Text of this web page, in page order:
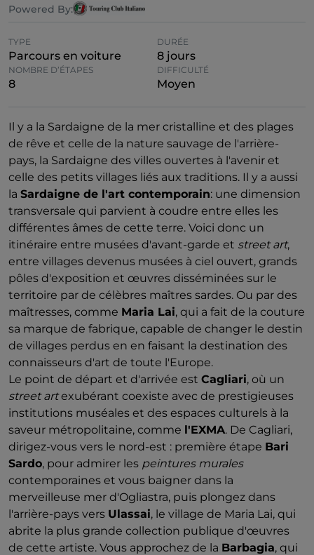
Powered By:
TYPE
Parcours en voiture
DURÉE
8 jours
NOMBRE D’ÉTAPES
8
DIFFICULTÉ
Moyen
Il y a la Sardaigne de la mer cristalline et des plages
de rêve et celle de la nature sauvage de l'arrière-
pays, la Sardaigne des villes ouvertes à l'avenir et
celle des petits villages liés aux traditions. Il y a aussi
la Sardaigne de l'art contemporain: une dimension
transversale qui parvient à coudre entre elles les
différentes âmes de cette terre. Voici donc un
itinéraire entre musées d'avant-garde et street art,
entre villages devenus musées à ciel ouvert, grands
pôles d'exposition et œuvres disséminées sur le
territoire par de célèbres maîtres sardes. Ou par des
maîtresses, comme Maria Lai, qui a fait de la couture
sa marque de fabrique, capable de changer le destin
de villages perdus en en faisant la destination des
connaisseurs d'art de toute l'Europe.
Le point de départ et d'arrivée est Cagliari, où un
street artexubérant coexiste avec de prestigieuses
institutions muséales et des espaces culturels à la
saveur métropolitaine, comme l'EXMA. De Cagliari,
dirigez-vous vers le nord-est : première étape Bari
Sardo, pour admirer les peintures murales
contemporaines et vous baigner dans la
merveilleuse mer d'Ogliastra, puis plongez dans
l'arrière-pays vers Ulassai, le village de Maria Lai, qui
abrite la plus grande collection publique d'œuvres
de cette artiste. Vous approchez de la Barbagia, qui